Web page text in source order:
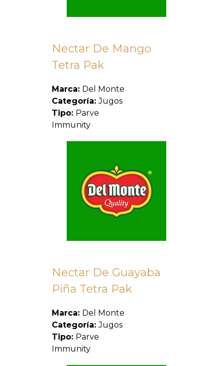
Nectar De Mango
Tetra Pak
Marca: Del Monte
Categoría:Jugos
Tipo: Parve
Immunity
Nectar De Guayaba
Piña Tetra Pak
Marca: Del Monte
Categoría:Jugos
Tipo: Parve
Immunity